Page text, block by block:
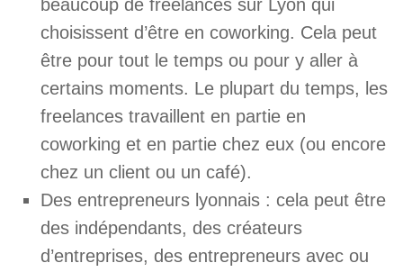
beaucoup de freelances sur Lyon qui
choisissent d’être en coworking. Cela peut
être pour tout le temps ou pour y aller à
certains moments. Le plupart du temps, les
freelances travaillent en partie en
coworking et en partie chez eux (ou encore
chez un client ou un café).
Des entrepreneurs lyonnais : cela peut être
des indépendants, des créateurs
d’entreprises, des entrepreneurs avec ou